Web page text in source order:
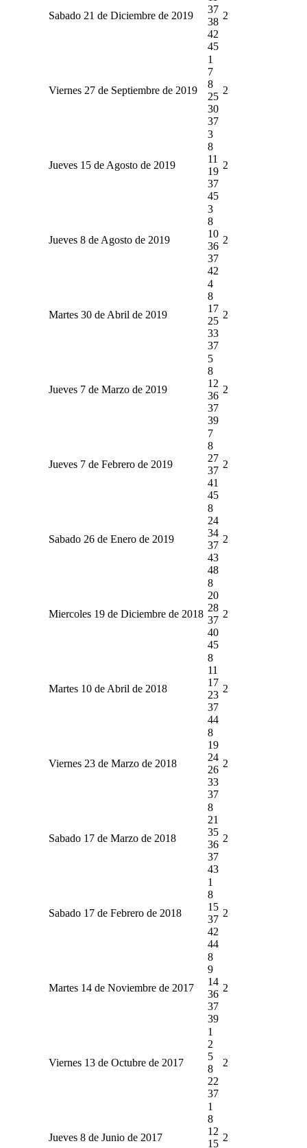
Sabado 21 de Diciembre de 2019
37
38
42
45
2
Viernes 27 de Septiembre de 2019
1
7
8
25
30
37
2
Jueves 15 de Agosto de 2019
3
8
11
19
37
45
2
Jueves 8 de Agosto de 2019
3
8
10
36
37
42
2
Martes 30 de Abril de 2019
4
8
17
25
33
37
2
Jueves 7 de Marzo de 2019
5
8
12
36
37
39
2
Jueves 7 de Febrero de 2019
7
8
27
37
41
45
2
Sabado 26 de Enero de 2019
8
24
34
37
43
48
2
Miercoles 19 de Diciembre de 2018
8
20
28
37
40
45
2
Martes 10 de Abril de 2018
8
11
17
23
37
44
2
Viernes 23 de Marzo de 2018
8
19
24
26
33
37
2
Sabado 17 de Marzo de 2018
8
21
35
36
37
43
2
Sabado 17 de Febrero de 2018
1
8
15
37
42
44
2
Martes 14 de Noviembre de 2017
8
9
14
36
37
39
2
Viernes 13 de Octubre de 2017
1
2
5
8
22
37
2
Jueves 8 de Junio de 2017
1
8
12
15
2